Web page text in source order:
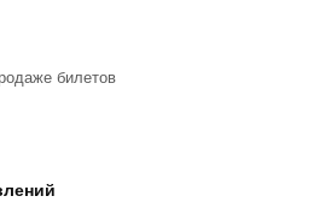
билетов